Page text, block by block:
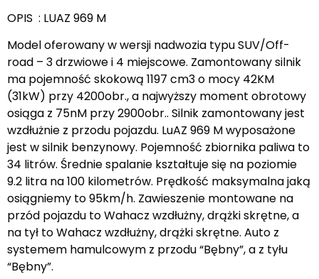
OPIS : LUAZ 969 M
Model oferowany w wersji nadwozia typu SUV/Off-
road – 3 drzwiowe i 4 miejscowe. Zamontowany silnik
ma pojemność skokową 1197 cm3 o mocy 42KM
(31kW) przy 4200obr., a najwyższy moment obrotowy
osiąga z 75nM przy 2900obr.. Silnik zamontowany jest
wzdłużnie z przodu pojazdu. LuAZ 969 M wyposażone
jest w silnik benzynowy. Pojemność zbiornika paliwa to
34 litrów. Średnie spalanie kształtuje się na poziomie
9.2 litra na 100 kilometrów. Prędkość maksymalna jaką
osiągniemy to 95km/h. Zawieszenie montowane na
przód pojazdu to Wahacz wzdłużny, drążki skrętne, a
na tył to Wahacz wzdłużny, drążki skrętne. Auto z
systemem hamulcowym z przodu “Bębny”, a z tyłu
“Bębny”.